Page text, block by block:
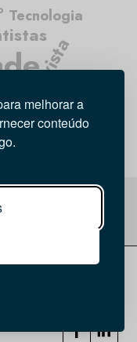
melhorar a
conteúdo
Entrevista
Tecnologia